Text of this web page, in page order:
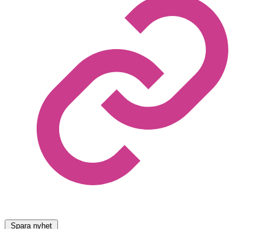
Spara nyhet